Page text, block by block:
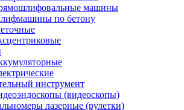
машины
по бетону
инструмент
(видеоскопы)
лазерные (рулетки)